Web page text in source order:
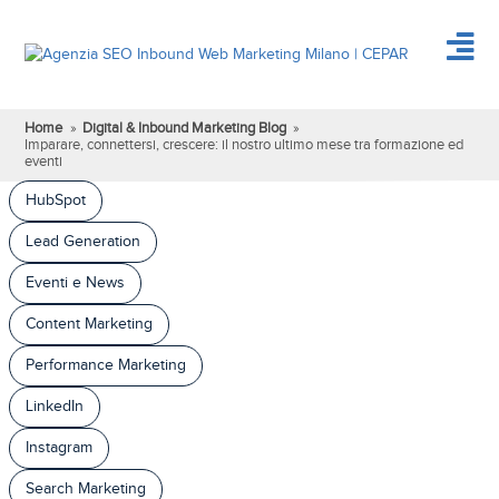
Home » Digital & Inbound Marketing Blog »
Imparare, connettersi, crescere: il nostro ultimo mese tra formazione ed
eventi
HubSpot
Lead Generation
Eventi e News
Content Marketing
Performance Marketing
LinkedIn
Instagram
Search Marketing